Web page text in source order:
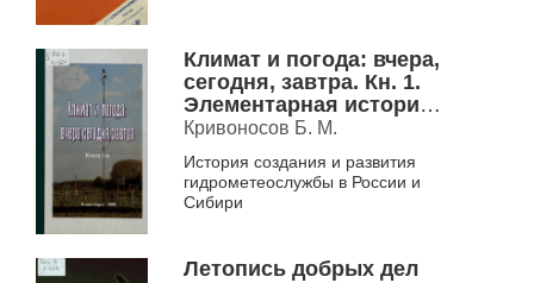
Климат и погода: вчера,
сегодня, завтра. Кн. 1.
Элементарная история
гидрометеослужбы
Кривоносов Б. М.
История создания и развития
гидрометеослужбы в России и
Сибири
Летопись добрых дел